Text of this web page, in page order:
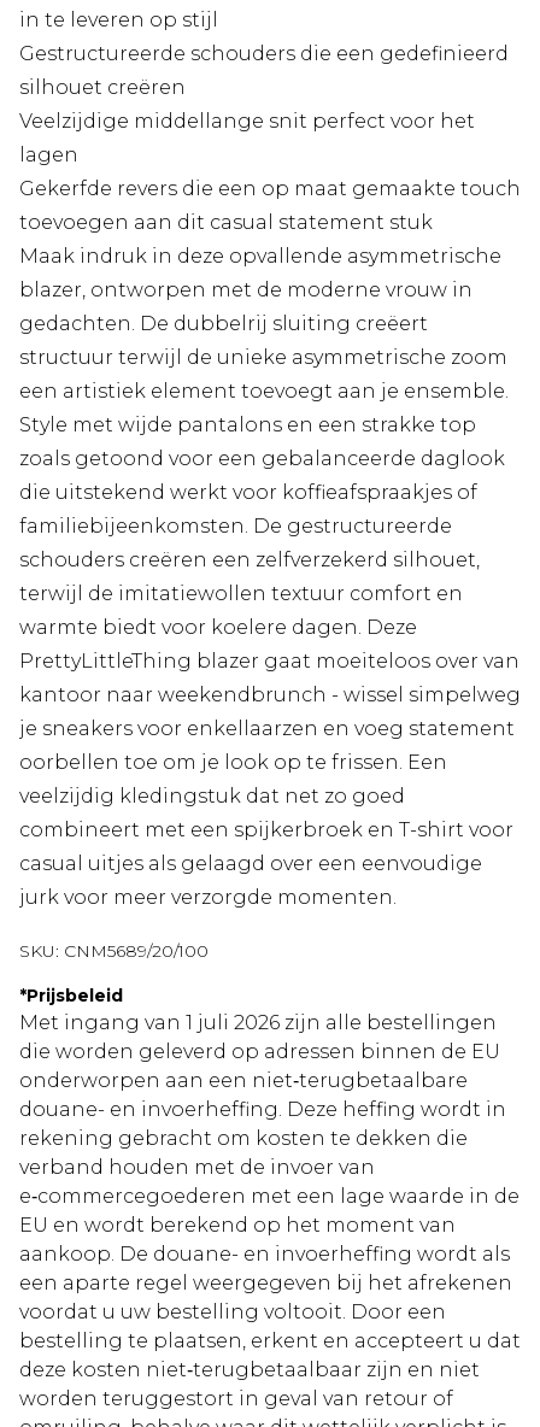
in te leveren op stijl
Gestructureerde schouders die een gedefinieerd
silhouet creëren
Veelzijdige middellange snit perfect voor het
lagen
Gekerfde revers die een op maat gemaakte touch
toevoegen aan dit casual statement stuk
Maak indruk in deze opvallende asymmetrische
blazer, ontworpen met de moderne vrouw in
gedachten. De dubbelrij sluiting creëert
structuur terwijl de unieke asymmetrische zoom
een artistiek element toevoegt aan je ensemble.
Style met wijde pantalons en een strakke top
zoals getoond voor een gebalanceerde daglook
die uitstekend werkt voor koffieafspraakjes of
familiebijeenkomsten. De gestructureerde
schouders creëren een zelfverzekerd silhouet,
terwijl de imitatiewollen textuur comfort en
warmte biedt voor koelere dagen. Deze
PrettyLittleThing blazer gaat moeiteloos over van
kantoor naar weekendbrunch - wissel simpelweg
je sneakers voor enkellaarzen en voeg statement
oorbellen toe om je look op te frissen. Een
veelzijdig kledingstuk dat net zo goed
combineert met een spijkerbroek en T-shirt voor
casual uitjes als gelaagd over een eenvoudige
jurk voor meer verzorgde momenten.
SKU: CNM5689/20/100
*Prijsbeleid
Met ingang van 1 juli 2026 zijn alle bestellingen
die worden geleverd op adressen binnen de EU
onderworpen aan een niet‑terugbetaalbare
douane- en invoerheffing. Deze heffing wordt in
rekening gebracht om kosten te dekken die
verband houden met de invoer van
e‑commercegoederen met een lage waarde in de
EU en wordt berekend op het moment van
aankoop. De douane- en invoerheffing wordt als
een aparte regel weergegeven bij het afrekenen
voordat u uw bestelling voltooit. Door een
bestelling te plaatsen, erkent en accepteert u dat
deze kosten niet‑terugbetaalbaar zijn en niet
worden teruggestort in geval van retour of